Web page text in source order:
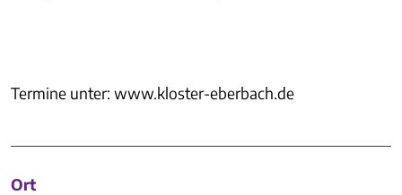
Termine unter: www.kloster-eberbach.de
Ort